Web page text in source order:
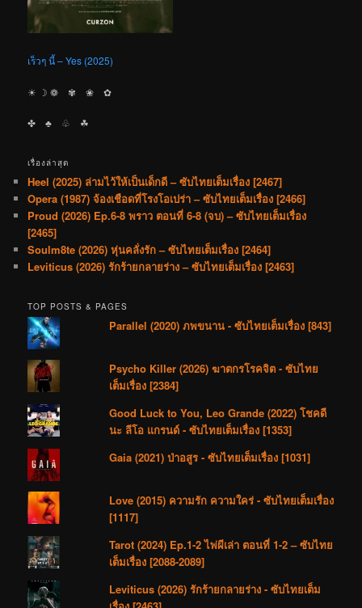
เร็วๆ นี้ – Yes (2025)
☀︎ ☽ ❁ ✾ ❀ ✿
✤ ♣︎ ♧ ☘︎
เรื่องล่าสุด
Heel (2025) ล่ามไว้ให้เป็นเด็กดี – ซับไทยเต็มเรื่อง [2467]
Opera (1987) จ้องเชือดที่โรงโอเปร่า – ซับไทยเต็มเรื่อง [2466]
Proud (2026) Ep.6-8 พราว ตอนที่ 6-8 (จบ) – ซับไทยเต็มเรื่อง
[2465]
Soulm8te (2026) หุ่นคลั่งรัก – ซับไทยเต็มเรื่อง [2464]
Leviticus (2026) รักร้ายกลายร่าง – ซับไทยเต็มเรื่อง [2463]
TOP POSTS & PAGES
Parallel (2020) ภพขนาน - ซับไทยเต็มเรื่อง [843]
Psycho Killer (2026) ฆาตกรโรคจิต - ซับไทย
เต็มเรื่อง [2384]
Good Luck to You, Leo Grande (2022) โชคดี
นะ ลีโอ แกรนด์ - ซับไทยเต็มเรื่อง [1353]
Gaia (2021) ป่าอสูร - ซับไทยเต็มเรื่อง [1031]
Love (2015) ความรัก ความใคร่ - ซับไทยเต็มเรื่อง
[1117]
Tarot (2024) Ep.1-2 ไพ่ผีเล่า ตอนที่ 1-2 – ซับไทย
เต็มเรื่อง [2088-2089]
Leviticus (2026) รักร้ายกลายร่าง - ซับไทยเต็ม